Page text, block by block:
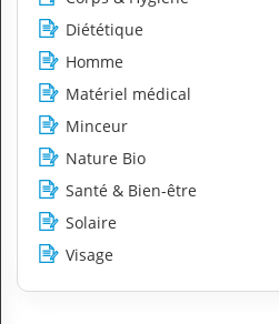
Diététique
Homme
Matériel médical
Minceur
Nature Bio
Santé & Bien-être
Solaire
Visage